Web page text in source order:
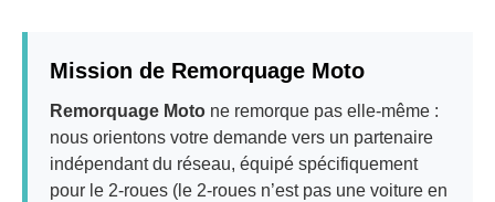
Mission de Remorquage Moto
Remorquage Moto ne remorque pas elle-même :
nous orientons votre demande vers un partenaire
indépendant du réseau, équipé spécifiquement
pour le 2-roues (le 2-roues n’est pas une voiture en